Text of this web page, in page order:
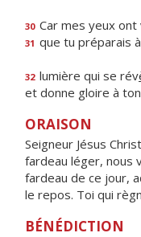
30 Car mes yeux ont
31 que tu préparais
32 lumière qui se rév
et donne gloire à
ORAISON
Seigneur Jésus
fardeau léger, nous
fardeau de ce jour,
le repos. Toi qui
BÉNÉDICTION